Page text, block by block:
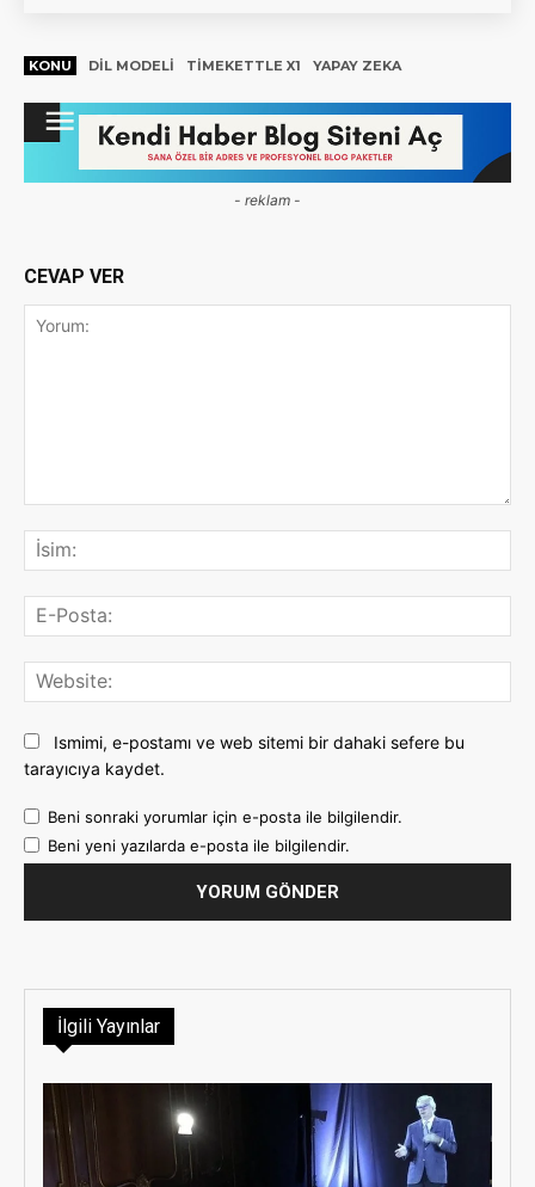
KONU DIL MODELI TIMEKETTLE X1 YAPAY ZEKA
- reklam -
CEVAP VER
Ismimi, e-postamı ve web sitemi bir dahaki sefere bu
tarayıcıya kaydet.
Beni sonraki yorumlar için e-posta ile bilgilendir.
Beni yeni yazılarda e-posta ile bilgilendir.
İlgili Yayınlar